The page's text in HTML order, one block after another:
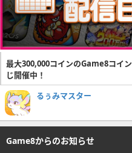
最大300,000コインのGame8コイ
じ開催中！
るぅみマスター
Game8からのお知らせ